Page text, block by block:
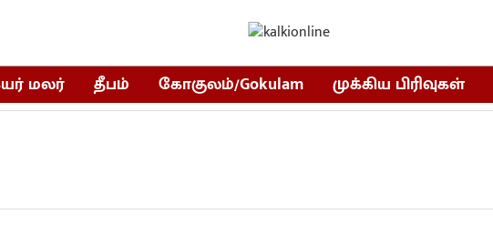
மலர் தீபம் கோகுலம்/Gokulam முக்கிய பிரிவுகள்